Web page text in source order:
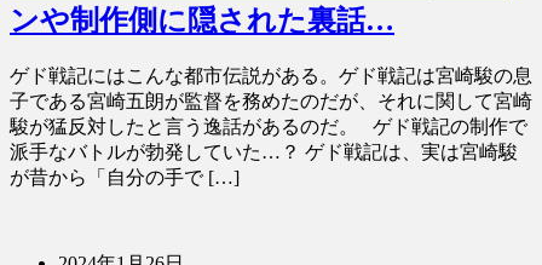
ンや制作側に隠された裏話…
ゲド戦記にはこんな都市伝説がある。ゲド戦記は宮崎駿の息
子である宮崎五朗が監督を務めたのだが、それに関して宮崎
駿が猛反対したと言う逸話があるのだ。 ゲド戦記の制作で
派手なバトルが勃発していた…？ ゲド戦記は、実は宮崎駿
が昔から「自分の手で […]